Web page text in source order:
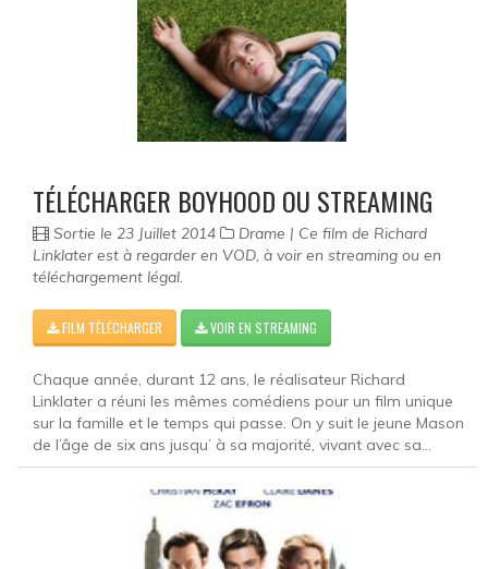
TÉLÉCHARGER BOYHOOD OU STREAMING
Sortie le 23 Juillet 2014
Drame | Ce film de Richard
Linklater est à regarder en VOD, à voir en streaming ou en
téléchargement légal.
FILM TÉLÉCHARGER VOIR EN STREAMING
Chaque année, durant 12 ans, le réalisateur Richard
Linklater a réuni les mêmes comédiens pour un film unique
sur la famille et le temps qui passe. On y suit le jeune Mason
de l’âge de six ans jusqu’ à sa majorité, vivant avec sa...